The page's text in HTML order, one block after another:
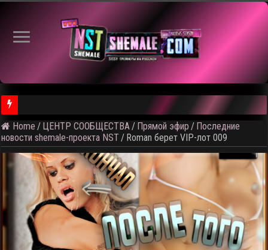
⚠️ Результаты голосования и тема следующего откртытого
Home / ЦЕНТР СООБЩЕСТВА / Прямой эфир / Последние
новости shemale-проекта NST / Roman берет VIP-лот 009